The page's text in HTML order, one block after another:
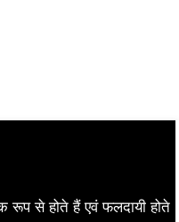
रूप से होते हैं एवं फलदायी होते